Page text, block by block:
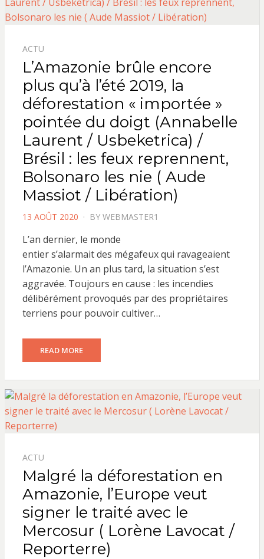
ACTU
L’Amazonie brûle encore
plus qu’à l’été 2019, la
déforestation « importée »
pointée du doigt (Annabelle
Laurent / Usbeketrica) /
Brésil : les feux reprennent,
Bolsonaro les nie ( Aude
Massiot / Libération)
POSTED
13 AOÛT 2020 BY WEBMASTER1
L’an dernier, le monde
entier s’alarmait des mégafeux qui ravageaient
l’Amazonie. Un an plus tard, la situation s’est
aggravée. Toujours en cause : les incendies
délibérément provoqués par des propriétaires
terriens pour pouvoir cultiver…
READ MORE
ACTU
Malgré la déforestation en
Amazonie, l’Europe veut
signer le traité avec le
Mercosur ( Lorène Lavocat /
Reporterre)